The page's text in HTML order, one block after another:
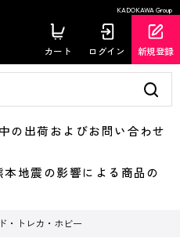
KADOKAWA Group
カート ログイン 新規登録
出荷およびお問い合わせ
地震の影響による商品の
・トレカ・ホビー